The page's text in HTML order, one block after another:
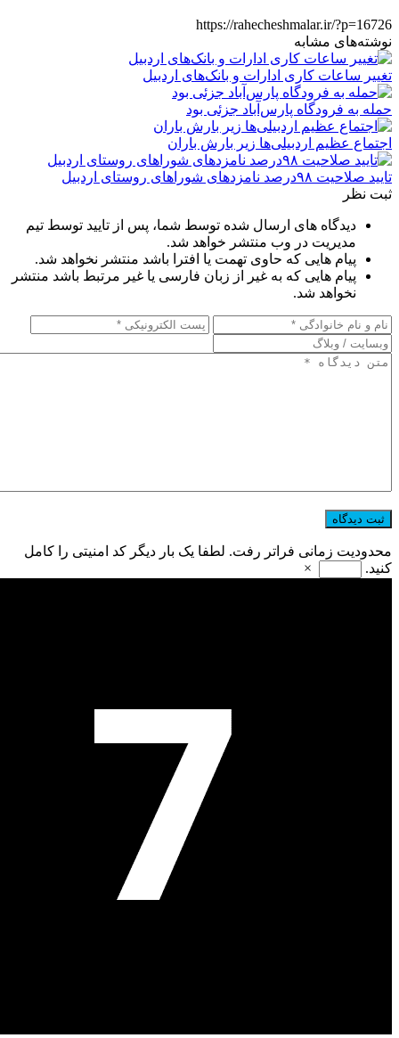
https://rahecheshmalar.ir/?p=16726
نوشته‌های مشابه
تغییر ساعات کاری ادارات و بانک‌های اردبیل
حمله به فرودگاه پارس‌‌آباد جزئی بود
اجتماع عظیم اردبیلی‌ها زیر بارش باران
تایید صلاحیت ۹۸درصد نامزدهای شوراهای روستای اردبیل
ثبت نظر
دیدگاه های ارسال شده توسط شما، پس از تایید توسط تیم
مدیریت در وب منتشر خواهد شد.
پیام هایی که حاوی تهمت یا افترا باشد منتشر نخواهد شد.
پیام هایی که به غیر از زبان فارسی یا غیر مرتبط باشد منتشر
نخواهد شد.
محدودیت زمانی فراتر رفت. لطفا یک بار دیگر کد امنیتی را کامل
کنید.
×